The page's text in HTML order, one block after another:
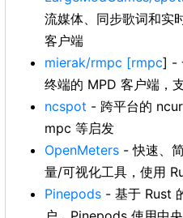
流媒体、同步歌词和实
客户端
mierak/rmpc [rmpc] -
终端的 MPD 客户端，
ncspot - 跨平台的
mpc 等启发
OpenMeters - 快速、
量/可视化工具，使用
Pinepods - 基于 Rust